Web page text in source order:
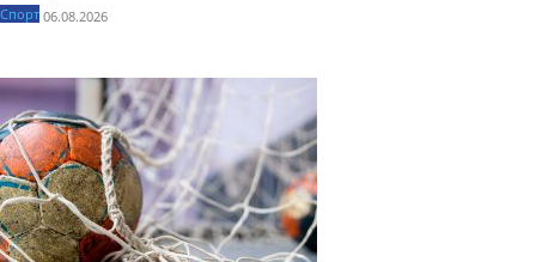
Спорт 06.08.2026